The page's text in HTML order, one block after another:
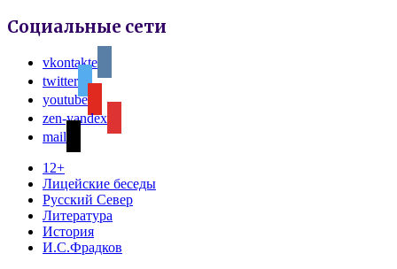
Социальные сети
vkontakte
twitter
youtube
zen-yandex
mail
12+
Лицейские беседы
Русский Север
Литература
История
И.С.Фрадков